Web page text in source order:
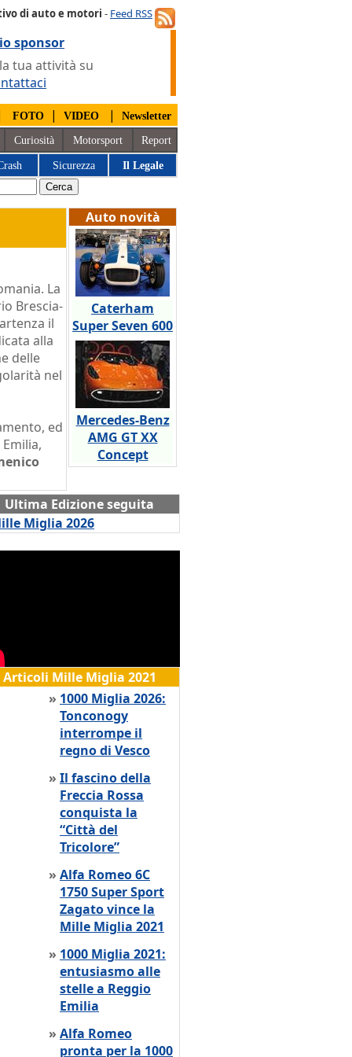
di auto e motori - Feed RSS
sponsor
tua attività su
FOTO | VIDEO | Newsletter
Curiosità Motorsport Report
Sicurezza Il Legale
La
Brescia-
il
alla
delle
nel
ed
Auto novità
Caterham
Super Seven 600
Mercedes-Benz
AMG GT XX
Concept
Ultima Edizione seguita
Miglia 2026
Articoli Mille Miglia 2021
» 1000 Miglia 2026:
Tonconogy
interrompe il
regno di Vesco
» Il fascino della
Freccia Rossa
conquista la
“Città del
Tricolore”
» Alfa Romeo 6C
1750 Super Sport
Zagato vince la
Mille Miglia 2021
» 1000 Miglia 2021:
entusiasmo alle
stelle a Reggio
Emilia
» Alfa Romeo
pronta per la 1000